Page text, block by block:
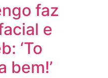
faz
e
‘To
bem!’